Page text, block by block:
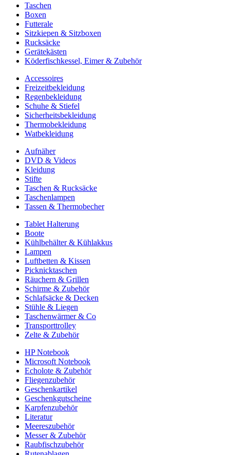
Taschen
Boxen
Futterale
Sitzkiepen & Sitzboxen
Rucksäcke
Gerätekästen
Köderfischkessel, Eimer & Zubehör
Accessoires
Freizeitbekleidung
Regenbekleidung
Schuhe & Stiefel
Sicherheitsbekleidung
Thermobekleidung
Watbekleidung
Aufnäher
DVD & Videos
Kleidung
Stifte
Taschen & Rucksäcke
Taschenlampen
Tassen & Thermobecher
Tablet Halterung
Boote
Kühlbehälter & Kühlakkus
Lampen
Luftbetten & Kissen
Picknicktaschen
Räuchern & Grillen
Schirme & Zubehör
Schlafsäcke & Decken
Stühle & Liegen
Taschenwärmer & Co
Transporttrolley
Zelte & Zubehör
HP Notebook
Microsoft Notebook
Echolote & Zubehör
Fliegenzubehör
Geschenkartikel
Geschenkgutscheine
Karpfenzubehör
Literatur
Meereszubehör
Messer & Zubehör
Raubfischzubehör